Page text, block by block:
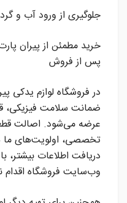
جلوگیری از ورود آب و
خرید مطمئن از پیران
پس از فروش
در فروشگاه لوازم یدکی
ضمانت سلامت فیزیکی،
عرضه می‌شود. اصالت
تخصصی، اولویت‌های ما
دریافت اطلاعات بیشتر،
وب‌سایت فروشگاه اقدام